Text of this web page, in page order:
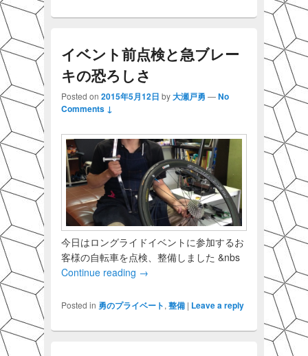
イベント前点検と急ブレー
キの恐ろしさ
Posted on 2015年5月12日 by大瀬戸勇 —No
Comments ↓
今日はロングライドイベントに参加するお
客様の自転車を点検、整備しました &nbs
Continue reading →
Posted in 勇のプライベート, 整備 | Leave a reply